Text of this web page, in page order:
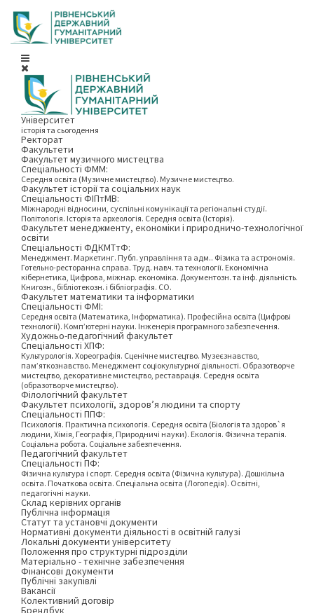
Університет
історія та сьогодення
Ректорат
Факультети
Факультет музичного мистецтва
Спеціальності ФММ:
Середня освіта (Музичне мистецтво). Музичне мистецтво.
Факультет історії та соціальних наук
Спеціальності ФІПтМВ:
Міжнародні відносини, суспільні комунікації та регіональні студії.
Політологія. Історія та археологія. Середня освіта (Історія).
Факультет менеджменту, економіки і природничо-технологічної
освіти
Спеціальності ФДКМТтФ:
Менеджмент. Маркетинг. Публ. управління та адм.. Фізика та астрономія.
Готельно-ресторанна справа. Труд. навч. та технології. Економічна
кібернетика, Цифрова, міжнар. економіка. Документозн. та інф. діяльність.
Книгозн., бібліотекозн. і бібліографія. СО.
Факультет математики та інформатики
Спеціальності ФМІ:
Середня освіта (Математика, Інформатика). Професійна освіта (Цифрові
технології). Комп’ютерні науки. Інженерія програмного забезпечення.
Художньо-педагогічний факультет
Спеціальності ХПФ:
Культурологія. Хореографія. Сценічне мистецтво. Музеєзнавство,
пам’яткознавство. Менеджмент соціокультурної діяльності. Образотворче
мистецтво, декоративне мистецтво, реставрація. Середня освіта
(образотворче мистецтво).
Філологічний факультет
Факультет психології, здоров’я людини та спорту
Спеціальності ППФ:
Психологія. Практична психологія. Середня освіта (Біологія та здоров`я
людини, Хімія, Географія, Природничі науки). Екологія. Фізична терапія.
Соціальна робота. Соціальне забезпечення.
Педагогічний факультет
Спеціальності ПФ:
Фізична культура і спорт. Середня освіта (Фізична культура). Дошкільна
освіта. Початкова освіта. Спеціальна освіта (Логопедія). Освітні,
педагогічні науки.
Склад керівних органів
Публічна інформація
Статут та установчі документи
Нормативні документи діяльності в освітній галузі
Локальні документи університету
Положення про структурні підрозділи
Матеріально - технічне забезпечення
Фінансові документи
Публічні закупівлі
Вакансії
Колективний договір
Брендбук